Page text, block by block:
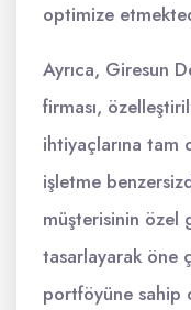
optimize
Ayrıca, Giresun
firması,
ihtiyaçlarına tam
işletme
müşterisinin özel
tasarlayarak öne
portföyüne sahip